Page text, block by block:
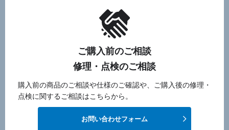
ご購入前のご相談
修理・点検のご相談
購入前の商品のご相談や仕様のご確認や、ご購入後の修理・
点検に関するご相談はこちらから。
お問い合わせフォーム